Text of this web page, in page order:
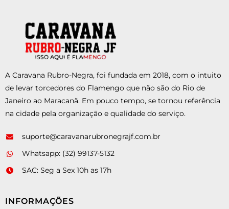
A Caravana Rubro-Negra, foi fundada em 2018, com o intuito
de levar torcedores do Flamengo que não são do Rio de
Janeiro ao Maracanã. Em pouco tempo, se tornou referência
na cidade pela organização e qualidade do serviço.
suporte@caravanarubronegrajf.com.br
Whatsapp: (32) 99137-5132
SAC: Seg a Sex 10h as 17h
INFORMAÇÕES